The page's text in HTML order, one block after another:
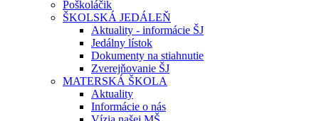
Poškoláčik
ŠKOLSKÁ JEDÁLEŇ
Aktuality - informácie ŠJ
Jedálny lístok
Dokumenty na stiahnutie
Zverejňovanie ŠJ
MATERSKÁ ŠKOLA
Aktuality
Informácie o nás